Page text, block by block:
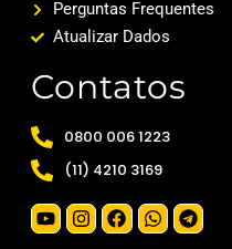
Perguntas Frequentes
Atualizar Dados
Contatos
0800 006 1223
(11) 4210 3169